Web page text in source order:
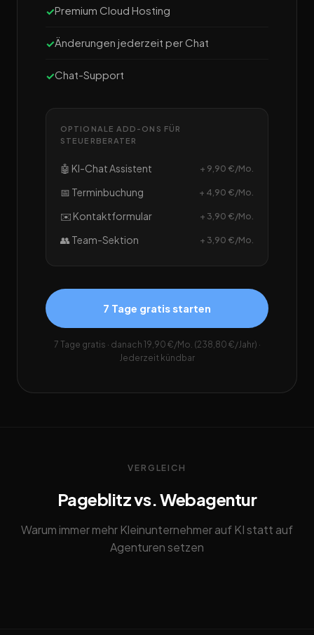
Premium Cloud Hosting
Änderungen jederzeit per Chat
Chat-Support
OPTIONALE ADD-ONS FÜR
STEUERBERATER
🤖 KI-Chat Assistent + 9,90 €/Mo.
📅 Terminbuchung + 4,90 €/Mo.
✉️ Kontaktformular + 3,90 €/Mo.
👥 Team-Sektion + 3,90 €/Mo.
7 Tage gratis starten
7 Tage gratis · danach 19,90 €/Mo. (238,80 €/Jahr) ·
Jederzeit kündbar
VERGLEICH
Pageblitz vs. Webagentur
Warum immer mehr Kleinunternehmer auf KI statt auf
Agenturen setzen